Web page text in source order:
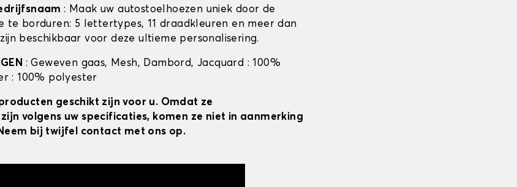
: Maak uw autostoelhoezen uniek door de
te borduren: 5 lettertypes, 11 draadkleuren en meer dan
beschikbaar voor deze ultieme personalisering.
: Geweven gaas, Mesh, Dambord, Jacquard : 100%
: 100% polyester
geschikt zijn voor u. Omdat ze
volgens uw specificaties, komen ze niet in aanmerking
bij twijfel contact met ons op.